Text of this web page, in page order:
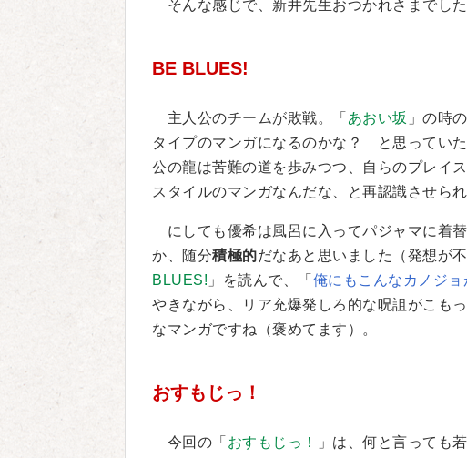
そんな感じで、新井先生おつかれさまでし
BE BLUES!
主人公のチームが敗戦。「 あおい坂 」の時
タイプのマンガになるのかな？ と思っていた
公の龍は苦難の道を歩みつつ、自らのプレイ
スタイルのマンガなんだな、と再認識させられ
にしても優希は風呂に入ってパジャマに着
か、随分積極的だなあと思いました（発想が
BLUES! 」を読んで、「 俺にもこんなカノジ
やきながら、リア充爆発しろ的な呪詛がこも
なマンガですね（褒めてます）。
おすもじっ！
今回の「 おすもじっ！ 」は、何と言っても